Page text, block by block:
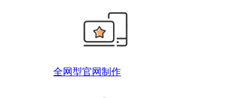
全网型官网制作